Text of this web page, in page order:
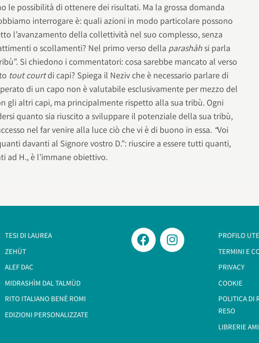
le possibilità di ottenere dei risultati. Ma la grossa domanda
interrogare è: quali azioni in modo particolare possono
l’avanzamento della collettività nel suo complesso, senza
o scollamenti? Nel primo verso della parashàhsi parla
Si chiedono i commentatori: cosa sarebbe mancato al verso
tout courtdi capi? Spiega il Neziv che è necessario parlare di
di un capo non è valutabile esclusivamente per mezzo del
gli altri capi, ma principalmente rispetto alla sua tribù. Ogni
quanto sia riuscito a sviluppare il potenziale della sua tribù,
nel far venire alla luce ciò che vi è di buono in essa. “Voi
davanti al Signore vostro D.”: riuscire a essere tutti quanti,
ad H., è l’immane obiettivo.
TESI DI LAUREA
ZEHÙT
ALEF DAC
MIDRASHÌM DAL TALMÙD
RITO ITALIANO BENÈ ROMI​
EDIZIONI PERSONALIZZATE
PROFILO
TERMINI E
PRIVACY
COOKIE
POLITICA DI
RESO
LIBRERIE